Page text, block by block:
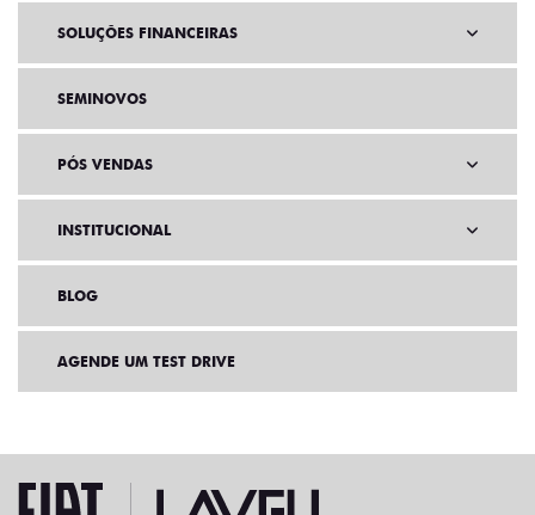
SOLUÇÕES FINANCEIRAS
SEMINOVOS
PÓS VENDAS
INSTITUCIONAL
BLOG
AGENDE UM TEST DRIVE